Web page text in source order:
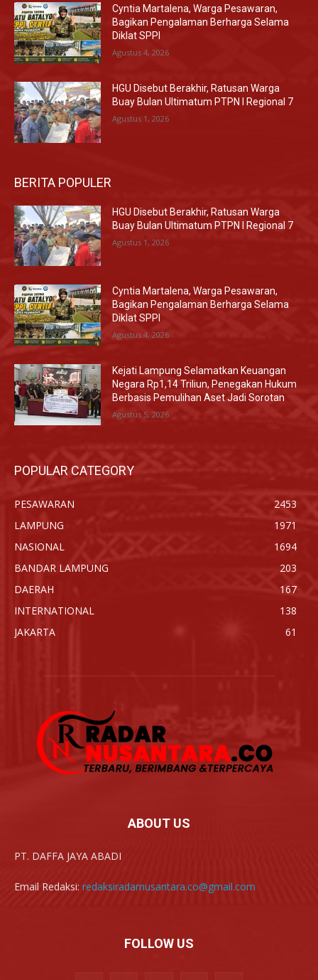
Cyntia Martalena, Warga Pesawaran,
Bagikan Pengalaman Berharga Selama
Diklat SPPI
Agustus 4, 2026
HGU Disebut Berakhir, Ratusan Warga
Buay Bulan Ultimatum PTPN I Regional 7
Agustus 1, 2026
BERITA POPULER
HGU Disebut Berakhir, Ratusan Warga
Buay Bulan Ultimatum PTPN I Regional 7
Agustus 1, 2026
Cyntia Martalena, Warga Pesawaran,
Bagikan Pengalaman Berharga Selama
Diklat SPPI
Agustus 4, 2026
Kejati Lampung Selamatkan Keuangan
Negara Rp1,14 Triliun, Penegakan Hukum
Berbasis Pemulihan Aset Jadi Sorotan
Agustus 5, 2026
POPULAR CATEGORY
PESAWARAN
2453
LAMPUNG
1971
NASIONAL
1694
BANDAR LAMPUNG
203
DAERAH
167
INTERNATIONAL
138
JAKARTA
61
ABOUT US
PT. DAFFA JAYA ABADI
Email Redaksi: redaksiradarnusantara.co@gmail.com
FOLLOW US